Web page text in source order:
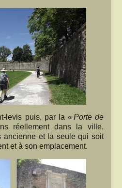
levis puis, par la « Porte de
réellement dans la ville.
ancienne et la seule qui soit
et à son emplacement.